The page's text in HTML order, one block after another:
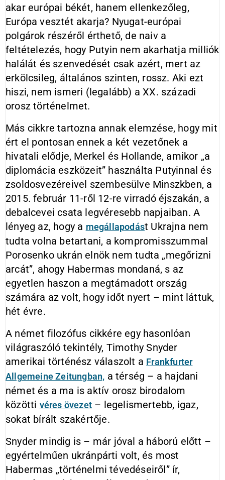
akar európai békét, hanem ellenkezőleg,
Európa vesztét akarja? Nyugat-európai
polgárok részéről érthető, de naiv a
feltételezés, hogy Putyin nem akarhatja milliók
halálát és szenvedését csak azért, mert az
erkölcsileg, általános szinten, rossz. Aki ezt
hiszi, nem ismeri (legalább) a XX. századi
orosz történelmet.
Más cikkre tartozna annak elemzése, hogy mit
ért el pontosan ennek a két vezetőnek a
hivatali elődje, Merkel és Hollande, amikor „a
diplomácia eszközeit” használta Putyinnal és
zsoldosvezéreivel szembesülve Minszkben, a
2015. február 11-ről 12-re virradó éjszakán, a
debalcevei csata legvéresebb napjaiban. A
lényeg az, hogy a megállapodást Ukrajna nem
tudta volna betartani, a kompromisszummal
Porosenko ukrán elnök nem tudta „megőrizni
arcát”, ahogy Habermas mondaná, s az
egyetlen haszon a megtámadott ország
számára az volt, hogy időt nyert – mint láttuk,
hét évre.
A német filozófus cikkére egy hasonlóan
világraszóló tekintély, Timothy Snyder
amerikai történész válaszolt a Frankfurter
Allgemeine Zeitungban, a térség – a hajdani
német és a ma is aktív orosz birodalom
közötti véres övezet – legelismertebb, igaz,
sokat bírált szakértője.
Snyder mindig is – már jóval a háború előtt –
egyértelműen ukránpárti volt, és most
Habermas „történelmi tévedéseiről” ír,